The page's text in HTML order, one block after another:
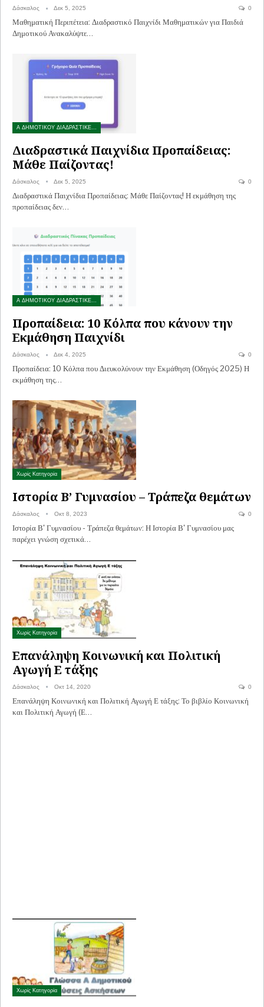
Δάσκαλος Δεκ 5, 2025 0
Μαθηματική Περιπέτεια: Διαδραστικό Παιχνίδι Μαθηματικών για Παιδιά
Δημοτικού Ανακαλύψτε…
Διαδραστικά Παιχνίδια Προπαίδειας:
Μάθε Παίζοντας!
Δάσκαλος Δεκ 5, 2025 0
Διαδραστικά Παιχνίδια Προπαίδειας: Μάθε Παίζοντας! Η εκμάθηση της
προπαίδειας δεν…
Α ΔΗΜΟΤΙΚΟΥ ΔΙΑΔΡΑΣΤΙΚΕΣ ΑΣΚΗΣΕΙΣ
Προπαίδεια: 10 Κόλπα που κάνουν την
Εκμάθηση Παιχνίδι
Δάσκαλος Δεκ 4, 2025 0
Προπαίδεια: 10 Κόλπα που Διευκολύνουν την Εκμάθηση (Οδηγός 2025) Η
εκμάθηση της…
Χωρίς Κατηγορία
Ιστορία Β’ Γυμνασίου – Τράπεζα θεμάτων
Δάσκαλος Οκτ 8, 2023 0
Ιστορία Β' Γυμνασίου - Τράπεζα θεμάτων: Η Ιστορία Β' Γυμνασίου μας
παρέχει γνώση σχετικά…
Χωρίς Κατηγορία
​Επανάληψη Κοινωνική και Πολιτική
Αγωγή Ε τάξης
Δάσκαλος Οκτ 14, 2020 0
​Επανάληψη Κοινωνική και Πολιτική Αγωγή Ε τάξης: Το βιβλίο Κοινωνική
και Πολιτική Αγωγή (Ε…
Χωρίς Κατηγορία